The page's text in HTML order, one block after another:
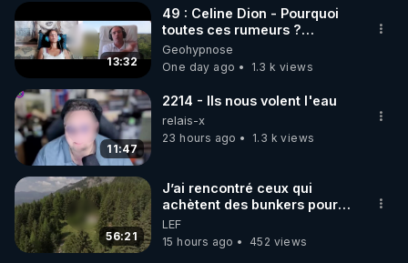
13:32
49 : Celine Dion - Pourquoi
toutes ces rumeurs ?
Enquête sous hypnose
Geohypnose
One day ago
1.3 k views
11:47
2214 - Ils nous volent l'eau
relais-x
23 hours ago
1.3 k views
56:21
J’ai rencontré ceux qui
achètent des bunkers pour
survivre à la fin du monde
LEF
15 hours ago
452 views